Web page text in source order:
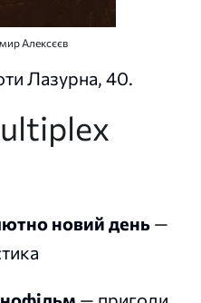
Алексєєв
Лазурна, 40.
новий день —